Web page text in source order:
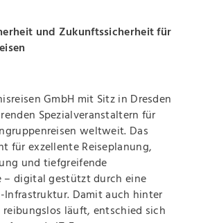
und Zukunftssicherheit für
GmbH mit Sitz in Dresden
Spezialveranstaltern für
weltweit. Das
für exzellente Reiseplanung,
und tiefgreifende
– digital gestützt durch eine
Infrastruktur. Damit auch hinter
reibungslos läuft, entschied sich